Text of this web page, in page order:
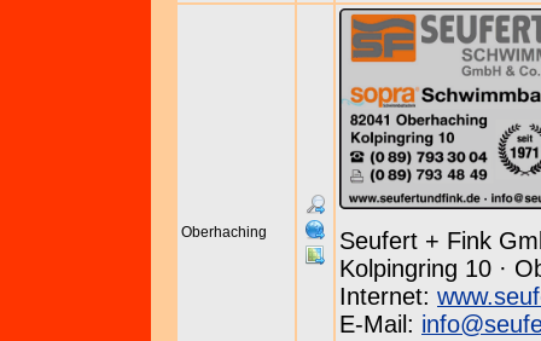
Oberhaching
Seufert + Fink
Kolpingring 10 ·
Internet:
E-Mail: